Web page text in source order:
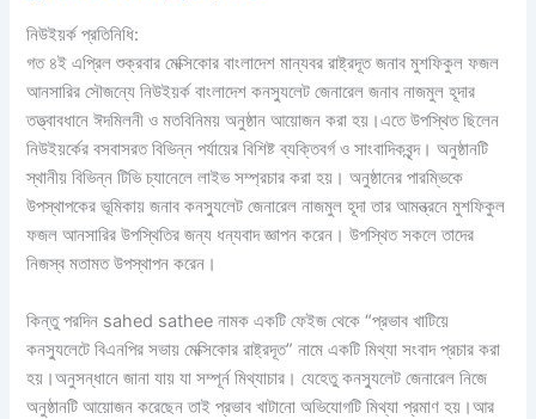
নিউইয়র্ক প্রতিনিধি:
গত ৪ই এপ্রিল শুক্রবার মেক্সিকোর বাংলাদেশ মান্যবর রাষ্ট্রদূত জনাব মুশফিকুল ফজল
আনসারির সৌজন্যে নিউইয়র্ক বাংলাদেশ কনস্যুলেট জেনারেল জনাব নাজমুল হূদার
তত্ত্বাবধানে ঈদমিলনী ও মতবিনিময় অনুষ্ঠান আয়োজন করা হয়।এতে উপস্থিত ছিলেন
নিউইয়র্কের বসবাসরত বিভিন্ন পর্যায়ের বিশিষ্ট ব্যক্তিবর্গ ও সাংবাদিকবৃন্দ। অনুষ্ঠানটি
স্থানীয় বিভিন্ন টিভি চ্যানেলে লাইভ সম্প্রচার করা হয়। অনুষ্ঠানের পারম্ভিকে
উপস্থাপকের ভূমিকায় জনাব কনস্যুলেট জেনারেল নাজমুল হূদা তার আমন্ত্রনে মুশফিকুল
ফজল আনসারির উপস্থিতির জন্য ধন্যবাদ জ্ঞাপন করেন। উপস্থিত সকলে তাদের
নিজস্ব মতামত উপস্থাপন করেন।
কিন্তু পরদিন sahed sathee নামক একটি ফেইজ থেকে “প্রভাব খাটিয়ে
কনস্যুলেটে বিএনপির সভায় মেক্সিকোর রাষ্ট্রদূত” নামে একটি মিথ্যা সংবাদ প্রচার করা
হয়।অনুসন্ধানে জানা যায় যা সম্পূর্ন মিথ্যাচার। যেহেতু কনস্যুলেট জেনারেল নিজে
অনুষ্ঠানটি আয়োজন করেছেন তাই প্রভাব খাটানো অভিযোগটি মিথ্যা প্রমাণ হয়।আর